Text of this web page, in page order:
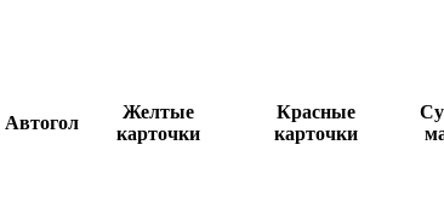
Автогол
Желтые
карточки
Красные
карточки